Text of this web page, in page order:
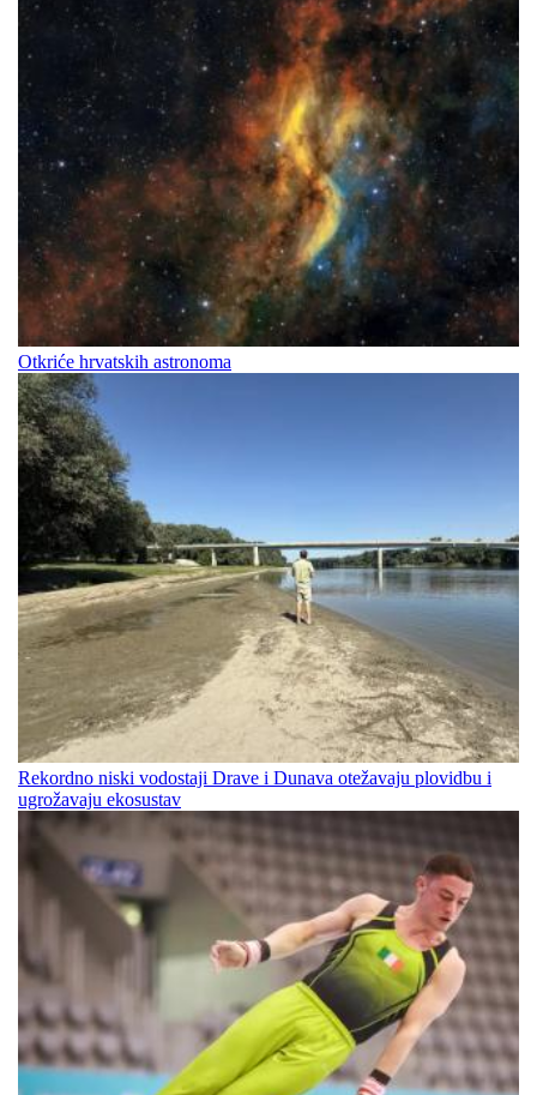
Otkriće hrvatskih astronoma
Rekordno niski vodostaji Drave i Dunava otežavaju plovidbu i
ugrožavaju ekosustav